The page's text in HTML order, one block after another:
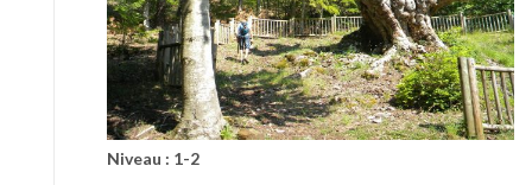
Niveau : 1-2